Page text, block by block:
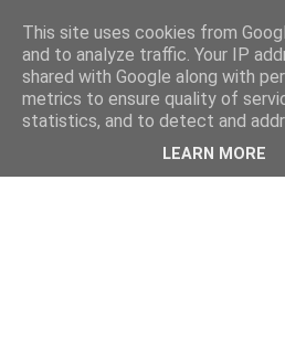
This site uses cookies from
and to analyze traffic. Your IP
shared with Google along with
metrics to ensure quality of
statistics, and to detect and
LEARN MORE